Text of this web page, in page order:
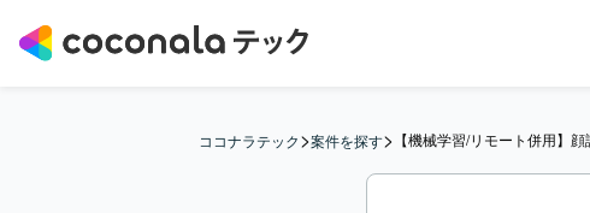
ココナラテック>案件を探す> 【機械学習/リモート併用】